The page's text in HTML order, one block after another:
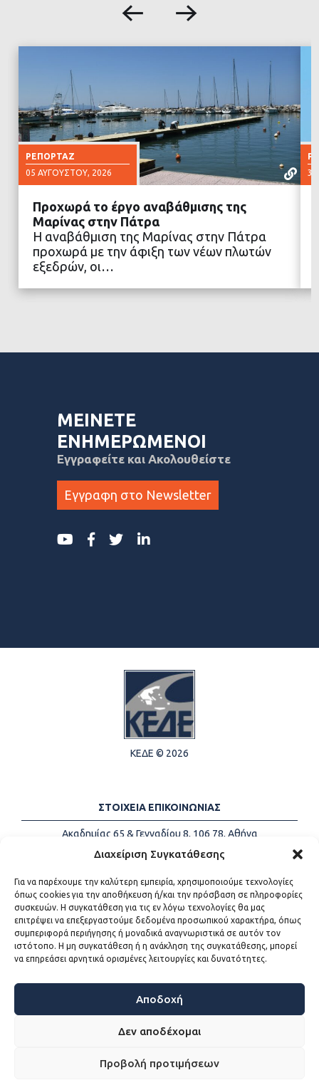
Διαχείριση Συγκατάθεσης
Για να παρέχουμε την καλύτερη εμπειρία, χρησιμοποιούμε τεχνολογίες
όπως cookies για την αποθήκευση ή/και την πρόσβαση σε πληροφορίες
συσκευών. Η συγκατάθεση για τις εν λόγω τεχνολογίες θα μας
επιτρέψει να επεξεργαστούμε δεδομένα προσωπικού χαρακτήρα, όπως
συμπεριφορά περιήγησης ή μοναδικά αναγνωριστικά σε αυτόν τον
ιστότοπο. Η μη συγκατάθεση ή η ανάκληση της συγκατάθεσης, μπορεί
να επηρεάσει αρνητικά ορισμένες λειτουργίες και δυνατότητες.
Αποδοχή
Δεν αποδέχομαι
Προβολή προτιμήσεων
ΡΕΠΟΡΤΆΖ
05 ΑΥΓΟΎΣΤΟΥ, 2026
ΔΙΑΒΑΣΤΕ ΠΕΡΙΣΣΟΤΕΡΑ
Προχωρά το έργο αναβάθμισης της
Μαρίνας στην Πάτρα
Η αναβάθμιση της Μαρίνας στην Πάτρα
προχωρά με την άφιξη των νέων πλωτών
εξεδρών, οι…
30
ΜΕΙΝΕΤΕ
ΕΝΗΜΕΡΩΜΕΝΟΙ
Εγγραφείτε και Ακολουθείστε
Εγγραφη στο Newsletter
ΚΕΔΕ © 2026
ΣΤΟΙΧΕΙΑ ΕΠΙΚΟΙΝΩΝΙΑΣ
Ακαδημίας 65 & Γενναδίου 8, 106 78, Αθήνα
Τηλέφωνα:
+30 213-2147500
Email:
info@kede.gr
ΧΡΗΣΙΜΟΙ ΣΥΝΔΕΣΜΟΙ
Η ΚΕΔΕ
Sitemap
Προσβασιμότητα
Όροι χρήσης
WEB DEVELOPMENT BY ΕΓΚΡΙΤΟΣ GROUP - ΣΥΝΕΡΓΑΣΙΑ Α.Ε.